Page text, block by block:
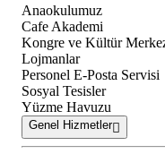
Anaokulumuz
Cafe Akademi
Kongre ve Kültür
Lojmanlar
Personel E-Posta Servisi
Sosyal Tesisler
Yüzme Havuzu
Genel Hizmetler